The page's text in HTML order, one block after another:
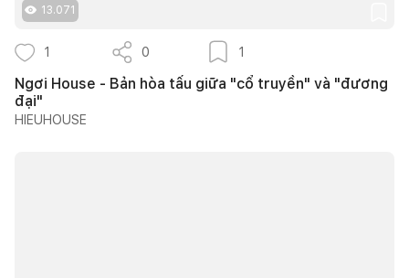
13.071
1 0 1
Ngơi House - Bản hòa tấu giữa "cổ truyền" và "đương
đại"
HIEUHOUSE